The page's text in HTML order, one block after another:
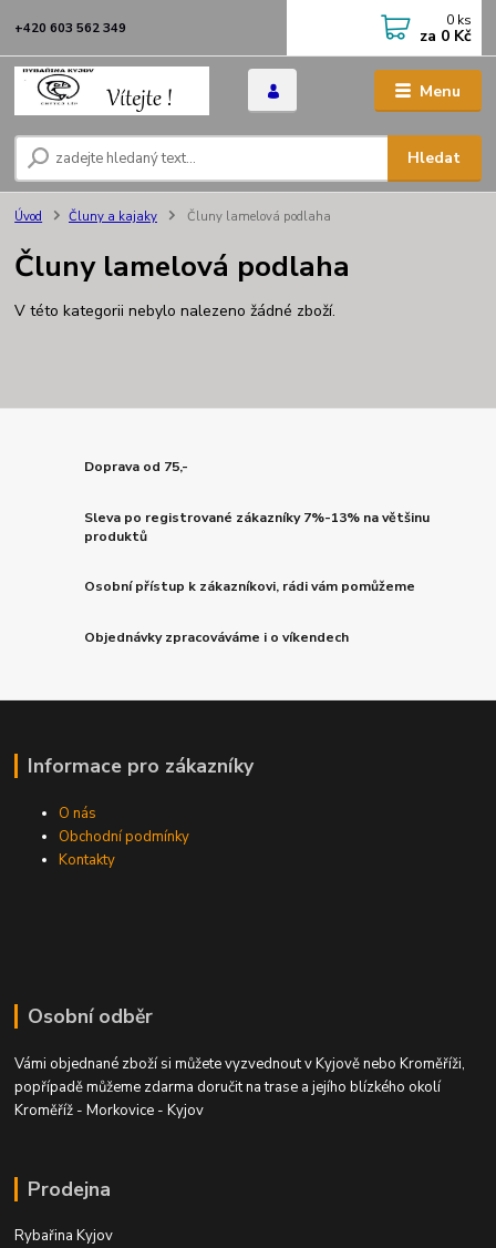
Menu
Hledat
+420 603 562 349 0 ks
za 0 Kč
Úvod Čluny a kajaky Čluny lamelová podlaha
Čluny lamelová podlaha
V této kategorii nebylo nalezeno žádné zboží.
Doprava od 75,-
Sleva po registrované zákazníky 7%-13% na většinu
produktů
Osobní přístup k zákazníkovi, rádi vám pomůžeme
Objednávky zpracováváme i o víkendech
Informace pro zákazníky
O nás
Obchodní podmínky
Kontakty
Osobní odběr
Vámi objednané zboží si můžete vyzvednout v Kyjově nebo Kroměříži,
popřípadě můžeme zdarma doručit na trase a jejího blízkého okolí
Kroměříž - Morkovice - Kyjov
Prodejna
Rybařina Kyjov